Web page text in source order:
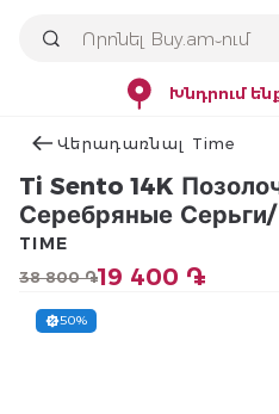
Խնդրում
Վերադառնալ Time
Ti Sento 14K
Серебряные
38 800 ֏19 400 ֏
TIME
50%